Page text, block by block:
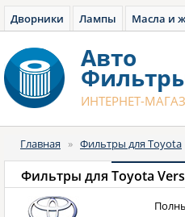
Дворники Лампы Масла и
Авто
ИНТЕРНЕТ-
Главная » Фильтры для Toyota
Фильтры для Toyota